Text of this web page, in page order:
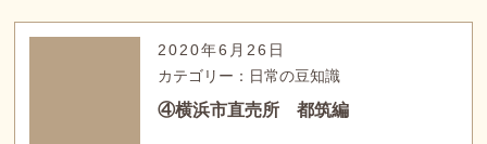
2020年6月26日
カテゴリー：日常の豆知識
④横浜市直売所 都筑編